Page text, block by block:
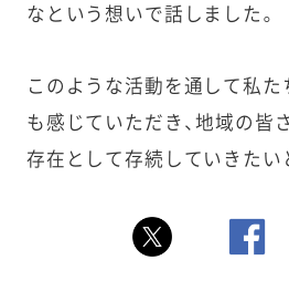
なという想いで話しました。
このような活動を通して私た
も感じていただき、地域の皆
存在として存続していきたい